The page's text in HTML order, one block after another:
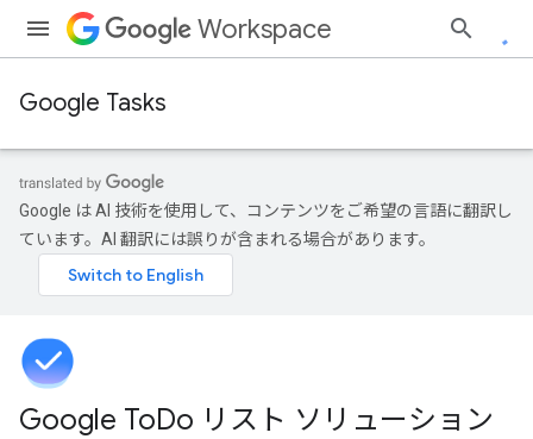
Workspace
Google Tasks
Google は AI 技術を使用して、コンテンツをご希望の言語に翻訳し
ています。AI 翻訳には誤りが含まれる場合があります。
Google ToDo リスト ソリューション